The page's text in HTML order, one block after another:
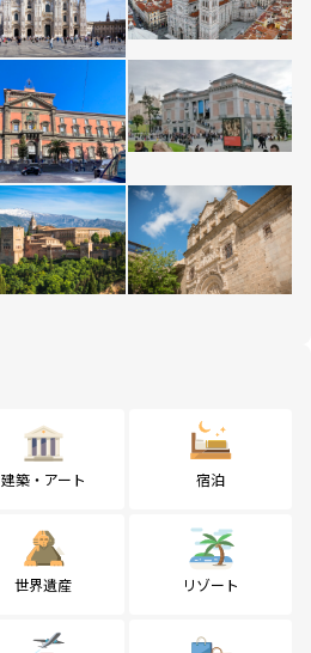
建築・アート 宿泊
世界遺産 リゾート